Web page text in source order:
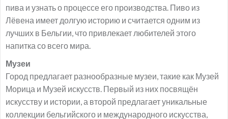
пива и узнать о процессе его производства. Пиво из
Лёвена имеет долгую историю и считается одним из
лучших в Бельгии, что привлекает любителей этого
напитка со всего мира.
Музеи
Город предлагает разнообразные музеи, такие как Музей
Морица и Музей искусств. Первый из них посвящён
искусству и истории, а второй предлагает уникальные
коллекции бельгийского и международного искусства,